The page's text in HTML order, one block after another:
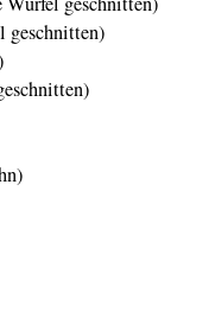
geschnitten)